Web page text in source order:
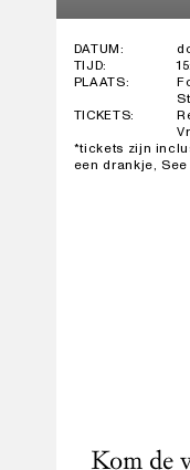
DATUM:
TIJD:
PLAATS:
TICKETS:
*tickets zijn
een drankje,
Kom de